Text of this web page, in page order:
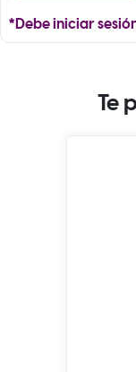
*Debe iniciar
Te